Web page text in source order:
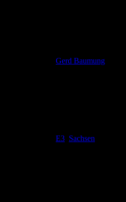
Gerd Baumung
E3 Sachsen